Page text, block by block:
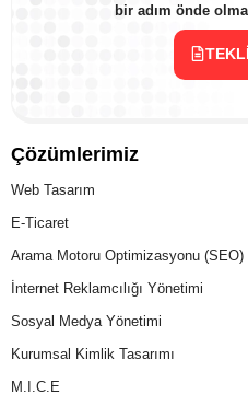
bir adım önde
Çözümlerimiz
Web Tasarım
E-Ticaret
Arama Motoru Optimizasyonu (SEO)
İnternet Reklamcılığı Yönetimi
Sosyal Medya Yönetimi
Kurumsal Kimlik Tasarımı
M.I.C.E